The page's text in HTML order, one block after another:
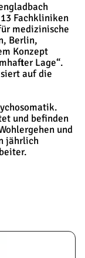
Fachkliniken
medizinische
Berlin,
Konzept
Lage“.
auf die
und befinden
und
jährlich